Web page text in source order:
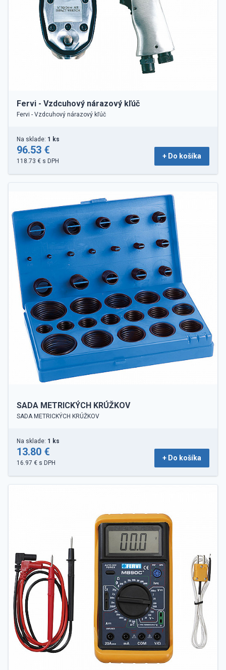
Fervi - Vzdcuhový nárazový kľúč
Fervi - Vzdcuhový nárazový kľúč
Na sklade: 1 ks
96.53 €
118.73 € s DPH
+ Do košíka
SADA METRICKÝCH KRÚŽKOV
SADA METRICKÝCH KRÚŽKOV
Na sklade: 1 ks
13.80 €
16.97 € s DPH
+ Do košíka